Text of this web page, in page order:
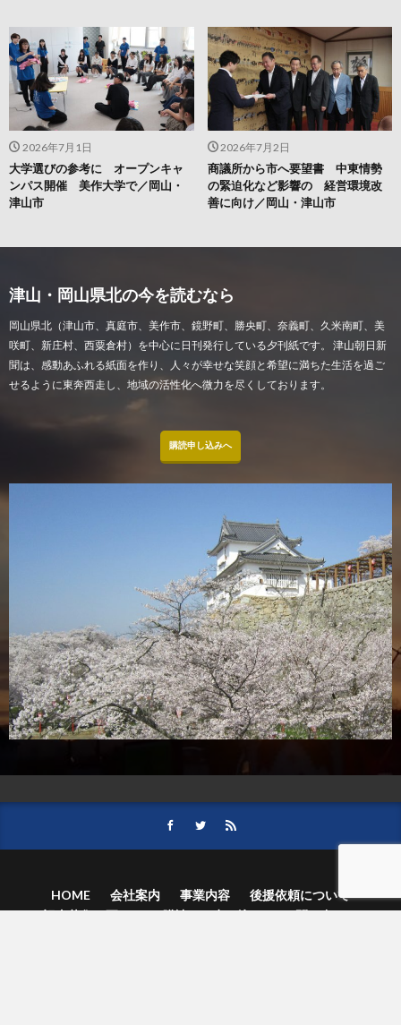
2026年7月2日
商議所から市へ要望書 中東情勢
の緊迫化など影響の 経営環境改
善に向け／岡山・津山市
2026年7月1日
大学選びの参考に オープンキャ
ンパス開催 美作大学で／岡山・
津山市
津山・岡山県北の今を読むなら
岡山県北（津山市、真庭市、美作市、鏡野町、勝央町、奈義町、久米南町、美
咲町、新庄村、西粟倉村）を中心に日刊発行している夕刊紙です。 津山朝日新
聞は、感動あふれる紙面を作り、人々が幸せな笑顔と希望に満ちた生活を過ご
せるように東奔西走し、地域の活性化へ微力を尽くしております。
購読申し込みへ
HOME 会社案内 事業内容
後援依頼について
記事募集の要項
ご購読のお申し込み
お問い合わせ